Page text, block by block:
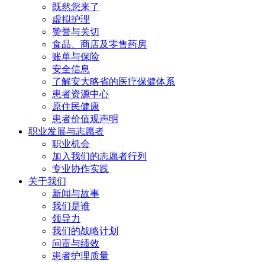
既然您来了
虚拟护理
赞誉与关切
食品、商店及零售药房
账单与保险
安全信息
了解安大略省的医疗保健体系
患者资源中心
原住民健康
患者价值观声明
职业发展与志愿者
职业机会
加入我们的志愿者行列
专业协作实践
关于我们
新闻与故事
我们是谁
领导力
我们的战略计划
问责与绩效
患者护理质量